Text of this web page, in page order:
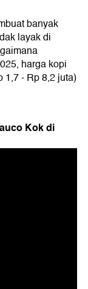
banyak
layak di
harga kopi
1,7 - Rp 8,2 juta)
Kok di